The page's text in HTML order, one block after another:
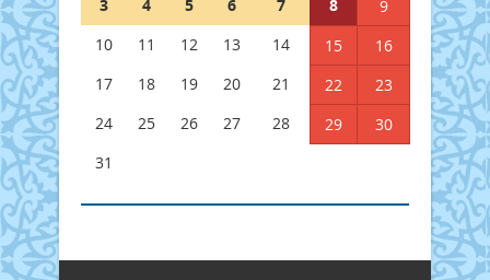
3
4 5 6 7 8
9
10
11 12 13 14 15
16
17
18 19 20 21 22
23
24
25 26 27 28 29
30
31